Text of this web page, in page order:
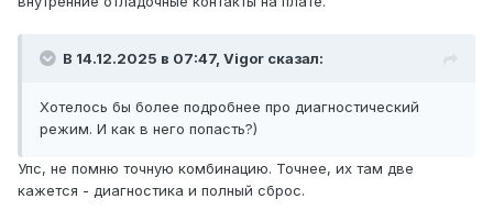
В 14.12.2025 в 07:47, Vigor сказал:
Хотелось бы более подробнее про диагностический
режим. И как в него попасть?)
Упс, не помню точную комбинацию. Точнее, их там две
кажется - диагностика и полный сброс.